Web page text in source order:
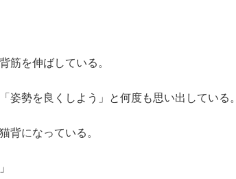
筋を伸ばしている。
姿勢を良くしよう」と何度も思い出している。
背になっている。